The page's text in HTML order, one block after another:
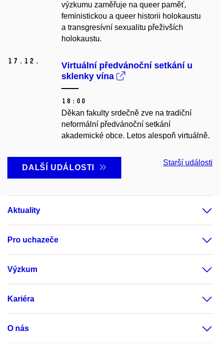
výzkumu zaměřuje na queer paměť,
feministickou a queer historii holokaustu
a transgresívní sexualitu přeživších
holokaustu.
17. 12.
Virtuální předvánoční setkání u
sklenky vína
18:00
Děkan fakulty srdečně zve na tradiční
neformální předvánoční setkání
akademické obce. Letos alespoň virtuálně.
DALŠÍ UDÁLOSTI
Starší události
Aktuality
Pro uchazeče
Výzkum
Kariéra
O nás